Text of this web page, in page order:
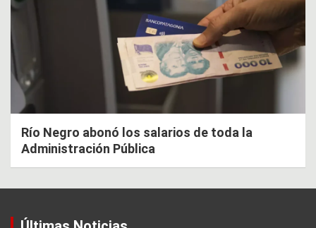
Río Negro abonó los salarios de toda la
Administración Pública